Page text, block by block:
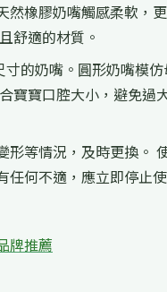
然橡膠奶嘴觸感柔軟，
舒適的材質。
的奶嘴。圓形奶嘴模仿
寶寶口腔大小，避免過
形等情況，及時更換。
任何不適，應立即停止
牌推薦